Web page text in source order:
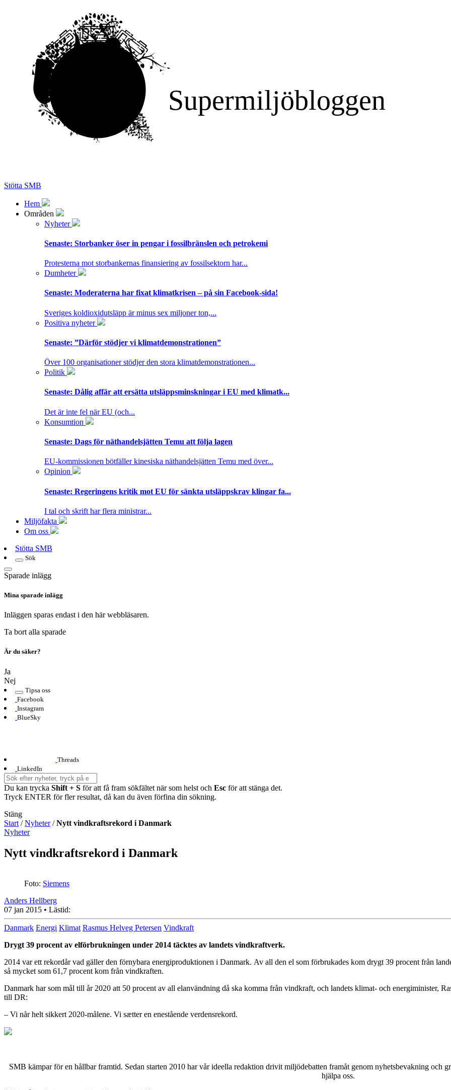
Supermiljöbloggen
Stötta SMB
Hem
Områden
Nyheter
Senaste: Storbanker öser in pengar i fossilbränslen och petrokemi
Protesterna mot storbankernas finansiering av fossilsektorn har...
Dumheter
Senaste: Moderaterna har fixat klimatkrisen – på sin Facebook-sida!
Sveriges koldioxidutsläpp är minus sex miljoner ton,...
Positiva nyheter
Senaste: ”Därför stödjer vi klimatdemonstrationen”
Över 100 organisationer stödjer den stora klimatdemonstrationen...
Politik
Senaste: Dålig affär att ersätta utsläppsminskningar i EU med klimatk...
Det är inte fel när EU (och...
Konsumtion
Senaste: Dags för näthandelsjätten Temu att följa lagen
EU-kommissionen bötfäller kinesiska näthandelsjätten Temu med över...
Opinion
Senaste: Regeringens kritik mot EU för sänkta utsläppskrav klingar fa...
I tal och skrift har flera ministrar...
Miljöfakta
Om oss
Stötta SMB
Sök
Sparade inlägg
Mina sparade inlägg
Inläggen sparas endast i den här webbläsaren.
Ta bort alla sparade
Är du säker?
Ja
Nej
Tipsa oss
Facebook
Instagram
BlueSky
Threads
LinkedIn
Du kan trycka Shift + S för att få fram sökfältet när som helst och Esc för att stänga det.
Tryck ENTER för fler resultat, då kan du även förfina din sökning.
Stäng
Start /Nyheter/Nytt vindkraftsrekord i Danmark
Nyheter
Nytt vindkraftsrekord i Danmark
Foto: Siemens
Anders Hellberg
07 jan 2015 • Lästid:
Danmark Energi Klimat Rasmus Helveg Petersen Vindkraft
Drygt 39 procent av elförbrukningen under 2014 täcktes av landets vindkraftverk.
2014 var ett rekordår vad gäller den förnybara energiproduktionen i Danmark. Av all den el som förbrukades kom drygt 39 procent från
så mycket som 61,7 procent kom från vindkraften.
Danmark har som mål till år 2020 att 50 procent av all elanvändning då ska komma från vindkraft, och landets klimat- och energiminister,
till DR:
– Vi når helt sikkert 2020-målene. Vi sætter en enestående verdensrekord.
SMB kämpar för en hållbar framtid. Sedan starten 2010 har vår ideella redaktion drivit miljödebatten framåt genom nyhetsbevakning och
hjälpa oss.